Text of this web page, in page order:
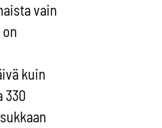
vain
kuin
330